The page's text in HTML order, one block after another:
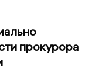
прокурора